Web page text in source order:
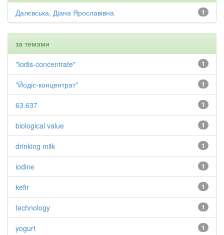
1
Далєвська, Діана Ярославівна
за темами
1
"Iodis-concentrate"
1
"Йодіс-концентрат"
1
63.637
1
biological value
1
drinking milk
1
iodine
1
kefir
1
technology
1
yogurt